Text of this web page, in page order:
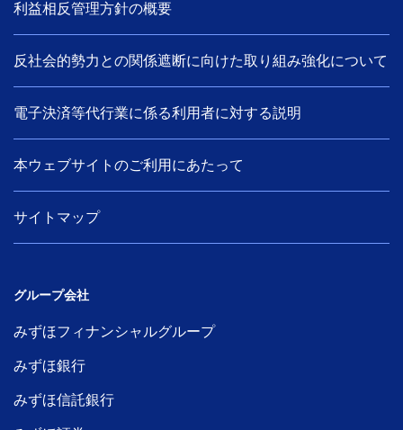
利益相反管理方針の概要
反社会的勢力との関係遮断に向けた取り組み強化について
電子決済等代行業に係る利用者に対する説明
本ウェブサイトのご利用にあたって
サイトマップ
グループ会社
みずほフィナンシャルグループ
みずほ銀行
みずほ信託銀行